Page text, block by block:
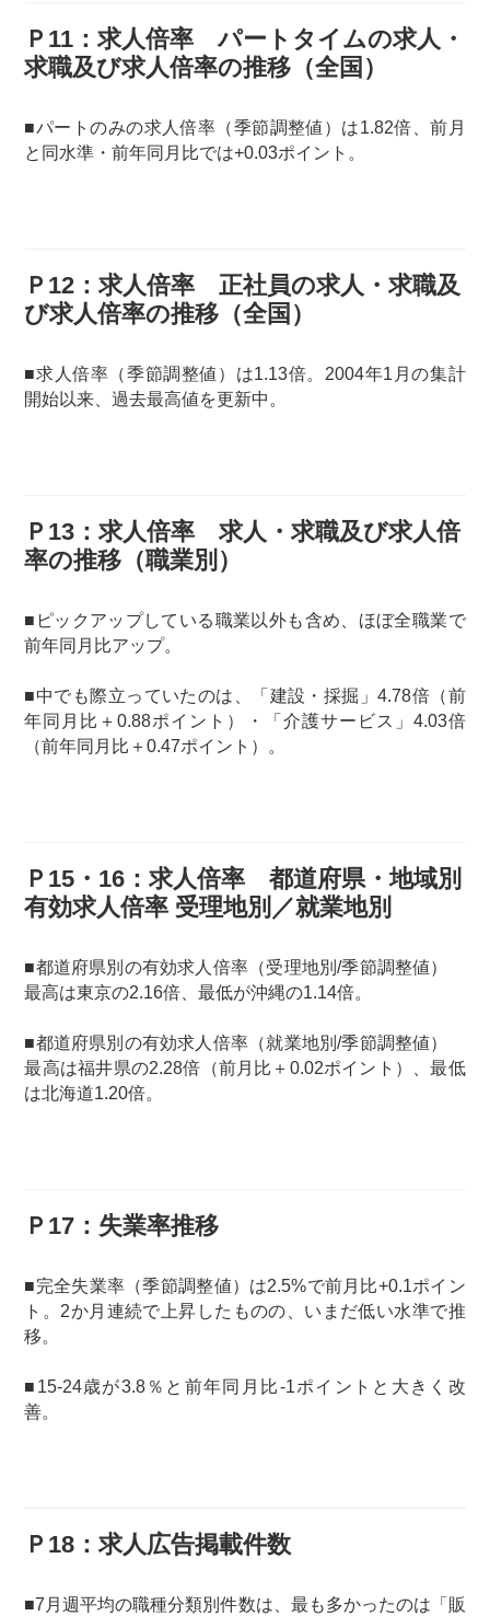
Ｐ11：求人倍率 パートタイムの求人・
求職及び求人倍率の推移（全国）
■パートのみの求人倍率（季節調整値）は1.82倍、前月
と同水準・前年同月比では+0.03ポイント。
Ｐ12：求人倍率 正社員の求人・求職及
び求人倍率の推移（全国）
■求人倍率（季節調整値）は1.13倍。2004年1月の集計
開始以来、過去最高値を更新中。
Ｐ13：求人倍率 求人・求職及び求人倍
率の推移（職業別）
■ピックアップしている職業以外も含め、ほぼ全職業で
前年同月比アップ。
■中でも際立っていたのは、「建設・採掘」4.78倍（前
年同月比＋0.88ポイント）・「介護サービス」4.03倍
（前年同月比＋0.47ポイント）。
Ｐ15・16：求人倍率 都道府県・地域別
有効求人倍率 受理地別／就業地別
■都道府県別の有効求人倍率（受理地別/季節調整値）
最高は東京の2.16倍、最低が沖縄の1.14倍。
■都道府県別の有効求人倍率（就業地別/季節調整値）
最高は福井県の2.28倍（前月比＋0.02ポイント）、最低
は北海道1.20倍。
Ｐ17：失業率推移
■完全失業率（季節調整値）は2.5%で前月比+0.1ポイン
ト。2か月連続で上昇したものの、いまだ低い水準で推
移。
■15-24歳が3.8％と前年同月比-1ポイントと大きく改
善。
Ｐ18：求人広告掲載件数
■7月週平均の職種分類別件数は、最も多かったのは「販